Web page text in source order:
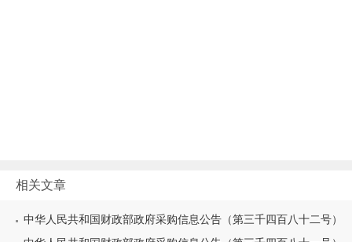
相关文章
中华人民共和国财政部政府采购信息公告（第三千四百八十二号）